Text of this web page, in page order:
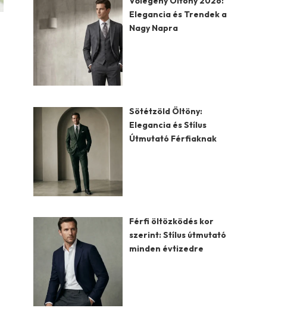
Elegancia és Trendek a
Nagy Napra
Sötétzöld Öltöny:
Elegancia és Stílus
Útmutató Férfiaknak
Férfi öltözködés kor
szerint: Stílus útmutató
minden évtizedre